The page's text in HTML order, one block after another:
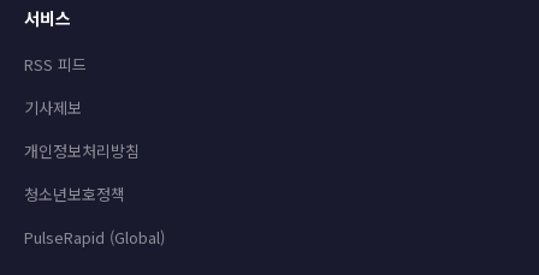
서비스
RSS 피드
기사제보
개인정보처리방침
청소년보호정책
PulseRapid (Global)